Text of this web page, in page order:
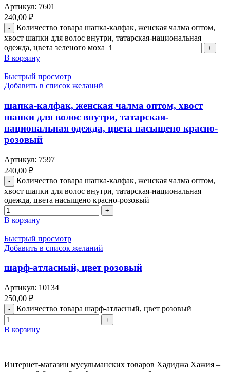
Артикул: 7601
240,00 ₽
Количество товара шапка-калфак, женская чалма оптом,
хвост шапки для волос внутри, татарская-национальная
одежда, цвета зеленого моха
В корзину
Быстрый просмотр
Добавить в список желаний
шапка-калфак, женская чалма оптом, хвост
шапки для волос внутри, татарская-
национальная одежда, цвета насыщено красно-
розовый
Артикул: 7597
240,00 ₽
Количество товара шапка-калфак, женская чалма оптом,
хвост шапки для волос внутри, татарская-национальная
одежда, цвета насыщено красно-розовый
В корзину
Быстрый просмотр
Добавить в список желаний
шарф-атласный, цвет розовый
Артикул: 10134
250,00 ₽
Количество товара шарф-атласный, цвет розовый
В корзину
Интернет-магазин мусульманских товаров Хадиджа Хажия –